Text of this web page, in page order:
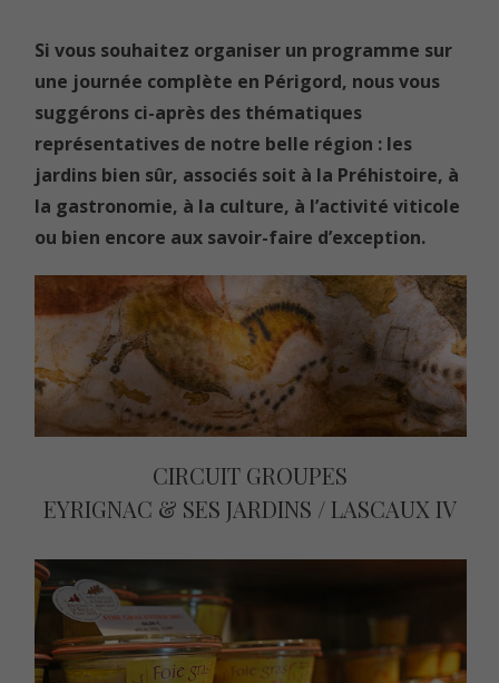
Si vous souhaitez organiser un programme sur
une journée complète en Périgord, nous vous
suggérons ci-après des thématiques
représentatives de notre belle région : les
jardins bien sûr, associés soit à la Préhistoire, à
la gastronomie, à la culture, à l’activité viticole
ou bien encore aux savoir-faire d’exception.
CIRCUIT GROUPES
EYRIGNAC & SES JARDINS / LASCAUX IV